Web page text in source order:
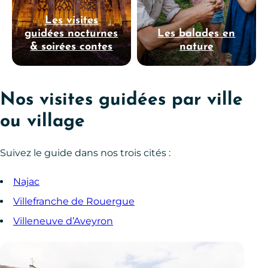
Les visites
guidées nocturnes
& soirées contes
Les balades en
nature
Nos visites guidées par ville
ou village
Suivez le guide dans nos trois cités :
Najac
Villefranche de Rouergue
Villeneuve d’Aveyron